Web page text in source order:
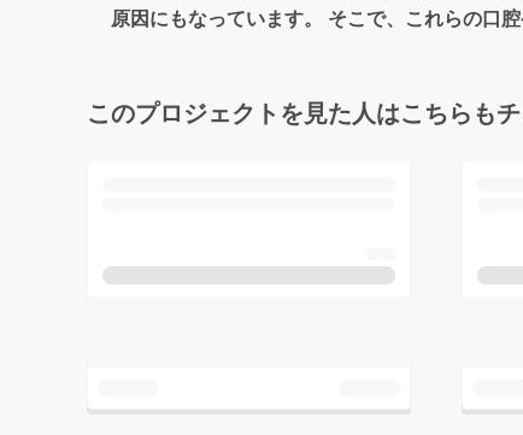
原因にもなっています。 そこで、これらの口
このプロジェクトを見た人はこちらも